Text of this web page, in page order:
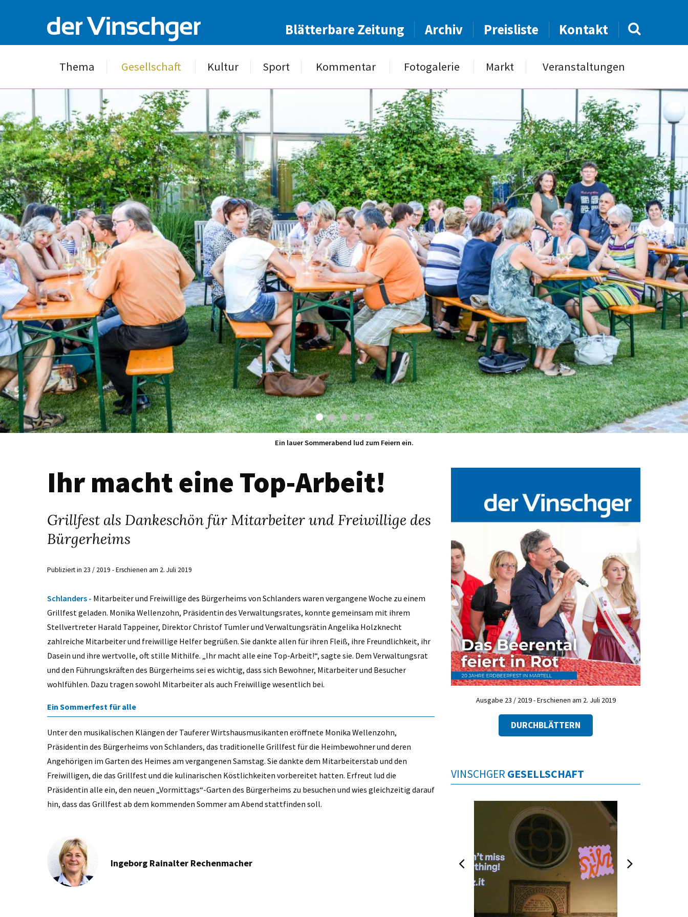
Blätterbare Zeitung Archiv Preisliste Kontakt
Thema Gesellschaft Kultur Sport Kommentar Fotogalerie Markt Veranstaltungen
Ein lauer Sommerabend lud zum Feiern ein.
Ihr macht eine Top-Arbeit!
Grillfest als Dankeschön für Mitarbeiter und Freiwillige des
Bürgerheims
Publiziert in 23 / 2019 - Erschienen am 2. Juli 2019
Schlanders - Mitarbeiter und Freiwillige des Bürgerheims von Schlanders waren vergangene Woche zu einem
Grillfest geladen. Monika Wellenzohn, Präsidentin des Verwaltungsrates, konnte gemeinsam mit ihrem
Stellvertreter Harald Tappeiner, Direktor Christof Tumler und Verwaltungsrätin Angelika Holzknecht
zahlreiche Mitarbeiter und freiwillige Helfer begrüßen. Sie dankte allen für ihren Fleiß, ihre Freundlichkeit, ihr
Dasein und ihre wertvolle, oft stille Mithilfe. „Ihr macht alle eine Top-Arbeit!“, sagte sie. Dem Verwaltungsrat
und den Führungskräften des Bürgerheims sei es wichtig, dass sich Bewohner, Mitarbeiter und Besucher
wohlfühlen. Dazu tragen sowohl Mitarbeiter als auch Freiwillige wesentlich bei.
Ein Sommerfest für alle
Unter den musikalischen Klängen der Tauferer Wirtshausmusikanten eröffnete Monika Wellenzohn,
Präsidentin des Bürgerheims von Schlanders, das traditionelle Grillfest für die Heimbewohner und deren
Angehörigen im Garten des Heimes am vergangenen Samstag. Sie dankte dem Mitarbeiterstab und den
Freiwilligen, die das Grillfest und die kulinarischen Köstlichkeiten vorbereitet hatten. Erfreut lud die
Präsidentin alle ein, den neuen „Vormittags“-Garten des Bürgerheims zu besuchen und wies gleichzeitig darauf
hin, dass das Grillfest ab dem kommenden Sommer am Abend stattfinden soll.
Ingeborg Rainalter Rechenmacher
Ausgabe 23 / 2019 - Erschienen am 2. Juli 2019
DURCHBLÄTTERN
VINSCHGER GESELLSCHAFT